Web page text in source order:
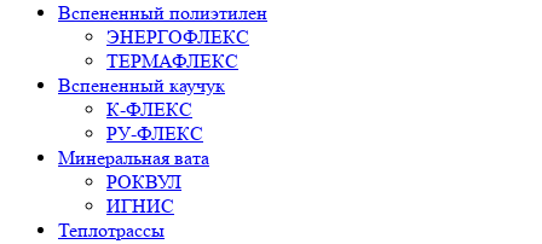
Вспененный полиэтилен
ЭНЕРГОФЛЕКС
ТЕРМАФЛЕКС
Вспененный каучук
К-ФЛЕКС
РУ-ФЛЕКС
Минеральная вата
РОКВУЛ
ИГНИС
Теплотрассы